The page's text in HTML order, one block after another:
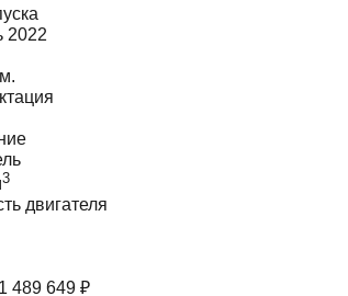
2022
3
двигателя
489 649 ₽